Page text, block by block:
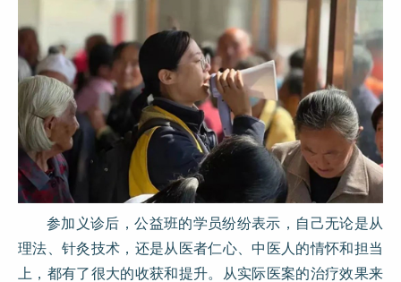
参加义诊后，公益班的学员纷纷表示，自己无论是从
理法、针灸技术，还是从医者仁心、中医人的情怀和担当
上，都有了很大的收获和提升。从实际医案的治疗效果来